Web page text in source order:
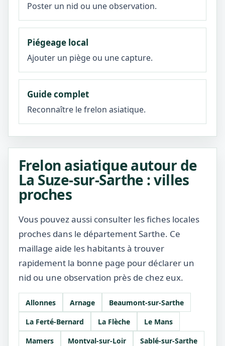
Poster un nid ou une observation.
Piégeage local
Ajouter un piège ou une capture.
Guide complet
Reconnaître le frelon asiatique.
Frelon asiatique autour de
La Suze-sur-Sarthe : villes
proches
Vous pouvez aussi consulter les fiches locales
proches dans le département Sarthe. Ce
maillage aide les habitants à trouver
rapidement la bonne page pour déclarer un
nid ou une observation près de chez eux.
Allonnes Arnage
Beaumont-sur-Sarthe
La Ferté-Bernard
La Flèche
Le Mans
Mamers
Montval-sur-Loir
Sablé-sur-Sarthe